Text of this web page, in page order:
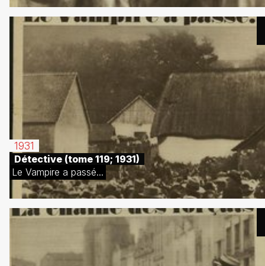
1931
Détective (tome 119; 1931)
Le Vampire a passé...